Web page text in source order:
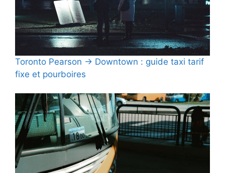
Toronto Pearson → Downtown : guide taxi tarif
fixe et pourboires